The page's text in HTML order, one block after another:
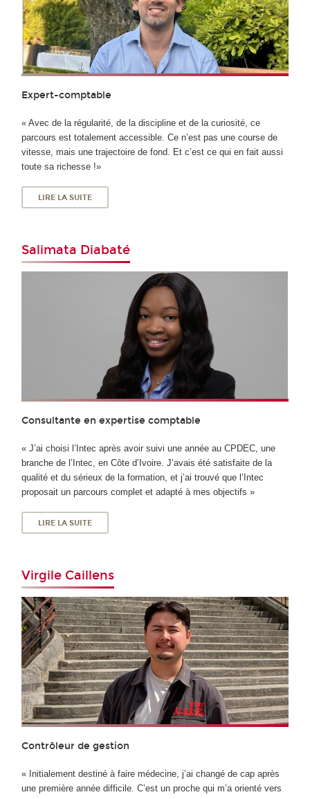
Expert-comptable
« Avec de la régularité, de la discipline et de la curiosité, ce
parcours est totalement accessible. Ce n’est pas une course de
vitesse, mais une trajectoire de fond. Et c’est ce qui en fait aussi
toute sa richesse !»
LIRE LA SUITE
Salimata Diabaté
Consultante en expertise comptable
« J’ai choisi l’Intec après avoir suivi une année au CPDEC, une
branche de l’Intec, en Côte d’Ivoire. J’avais été satisfaite de la
qualité et du sérieux de la formation, et j’ai trouvé que l’Intec
proposait un parcours complet et adapté à mes objectifs »
LIRE LA SUITE
Virgile Caillens
Contrôleur de gestion
« Initialement destiné à faire médecine, j’ai changé de cap après
une première année difficile. C’est un proche qui m’a orienté vers